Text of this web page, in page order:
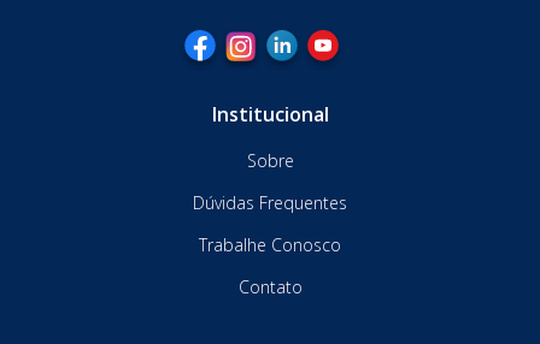
Institucional
Sobre
Dúvidas Frequentes
Trabalhe Conosco
Contato